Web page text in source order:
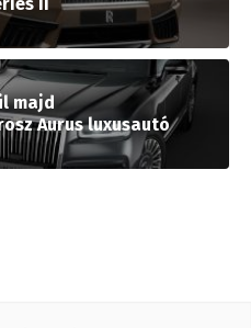
II
majd
Aurus luxusautó